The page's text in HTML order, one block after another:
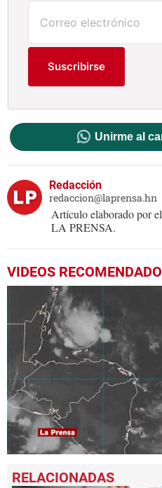
Suscribirse
Unirme al
Redacción
redaccion@laprensa.hn
Artículo elaborado por
LA PRENSA.
VIDEOS
seconds
of